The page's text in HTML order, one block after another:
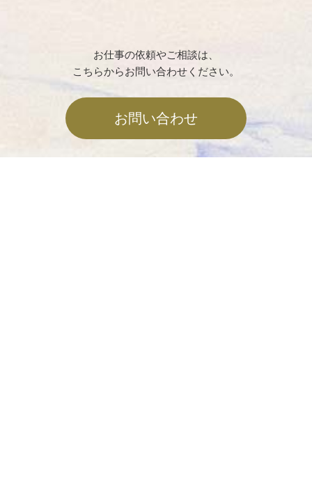
お仕事の依頼やご相談は、
こちらからお問い合わせください。
お問い合わせ